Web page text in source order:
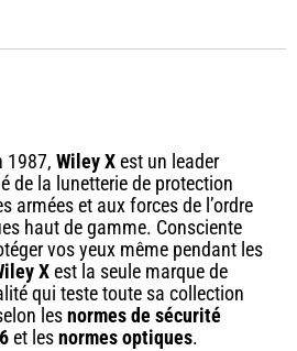
1987, Wiley Xest un leader
de la lunetterie de protection
armées et aux forces de l’ordre
haut de gamme. Consciente
vos yeux même pendant les
Xest la seule marque de
qui teste toute sa collection
lesnormes de sécurité
et lesnormes optiques.